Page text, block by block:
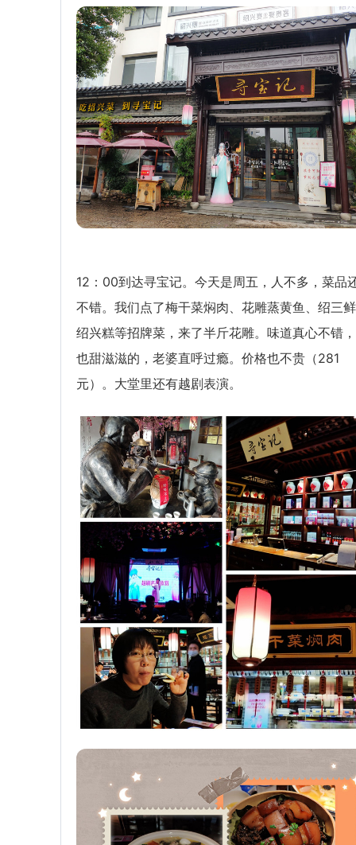
12：00到达寻宝记。今天是周五，人不多，菜品
不错。我们点了梅干菜焖肉、花雕蒸黄鱼、绍三
绍兴糕等招牌菜，来了半斤花雕。味道真心不错
也甜滋滋的，老婆直呼过瘾。价格也不贵（281
元）。大堂里还有越剧表演。